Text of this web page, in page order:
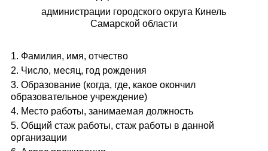
администрации городского округа Кинель
Самарской области
1. Фамилия, имя, отчество
2. Число, месяц, год рождения
3. Образование (когда, где, какое окончил
образовательное учреждение)
4. Место работы, занимаемая должность
5. Общий стаж работы, стаж работы в данной
организации